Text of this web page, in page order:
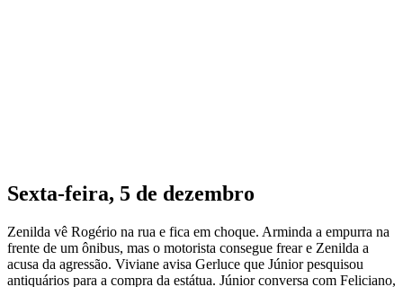
Sexta-feira, 5 de dezembro
Zenilda vê Rogério na rua e fica em choque. Arminda a empurra na
frente de um ônibus, mas o motorista consegue frear e Zenilda a
acusa da agressão. Viviane avisa Gerluce que Júnior pesquisou
antiquários para a compra da estátua. Júnior conversa com Feliciano,